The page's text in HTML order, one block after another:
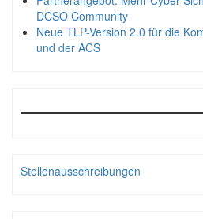
DCSO Community
Neue TLP-Version 2.0 für die
und der ACS
Stellenausschreibungen